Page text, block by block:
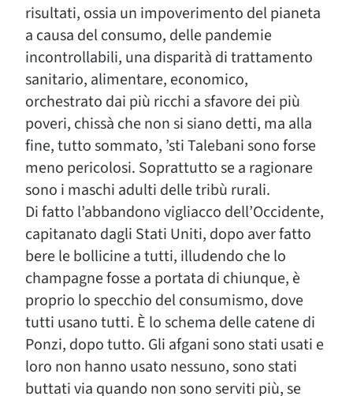
risultati, ossia un impoverimento del pianeta
a causa del consumo, delle pandemie
incontrollabili, una disparità di trattamento
sanitario, alimentare, economico,
orchestrato dai più ricchi a sfavore dei più
poveri, chissà che non si siano detti, ma alla
fine, tutto sommato, ’sti Talebani sono forse
meno pericolosi. Soprattutto se a ragionare
sono i maschi adulti delle tribù rurali.
Di fatto l’abbandono vigliacco dell’Occidente,
capitanato dagli Stati Uniti, dopo aver fatto
bere le bollicine a tutti, illudendo che lo
champagne fosse a portata di chiunque, è
proprio lo specchio del consumismo, dove
tutti usano tutti. È lo schema delle catene di
Ponzi, dopo tutto. Gli afgani sono stati usati e
loro non hanno usato nessuno, sono stati
buttati via quando non sono serviti più, se